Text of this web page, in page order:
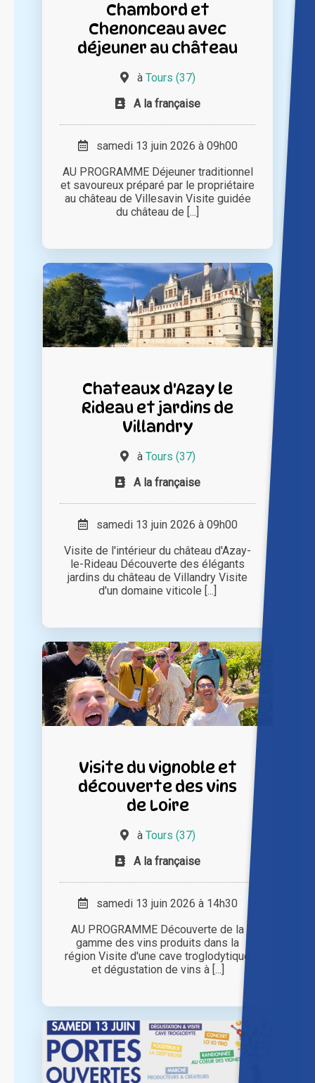
Chambord et
Chenonceau avec
déjeuner au château
à Tours (37)
A la française
samedi 13 juin 2026 à 09h00
AU PROGRAMME Déjeuner traditionnel
et savoureux préparé par le propriétaire
au château de Villesavin Visite guidée
du château de [...]
Chateaux d'Azay le
Rideau et jardins de
Villandry
à Tours (37)
A la française
samedi 13 juin 2026 à 09h00
Visite de l'intérieur du château d'Azay-
le-Rideau Découverte des élégants
jardins du château de Villandry Visite
d'un domaine viticole [...]
Visite du vignoble et
découverte des vins
de Loire
à Tours (37)
A la française
samedi 13 juin 2026 à 14h30
AU PROGRAMME Découverte de la
gamme des vins produits dans la
région Visite d'une cave troglodytique
et dégustation de vins à [...]